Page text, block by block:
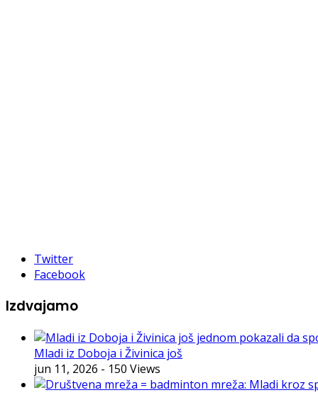
Twitter
Facebook
Izdvajamo
Mladi iz Doboja i Živinica još
jun 11, 2026 - 150 Views